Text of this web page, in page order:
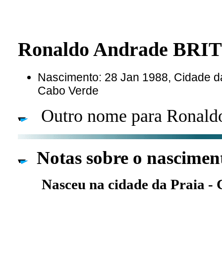
Ronaldo Andrade
Nascimento: 28 Jan 1988, Cidade
Cabo Verde
Outro nome para
Notas sobre o
Nasceu na cidade da Praia -